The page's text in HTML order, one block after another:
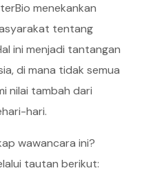
menekankan
tentang
ini menjadi tantangan
di mana tidak semua
nilai tambah dari
hari.
wawancara ini?
tautan berikut: